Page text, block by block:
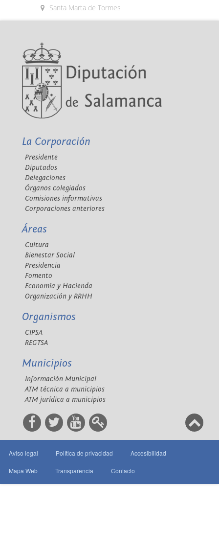
Santa Marta de Tormes
La Corporación
Presidente
Diputados
Delegaciones
Órganos colegiados
Comisiones informativas
Corporaciones anteriores
Áreas
Cultura
Bienestar Social
Presidencia
Fomento
Economía y Hacienda
Organización y RRHH
Organismos
CIPSA
REGTSA
Municipios
Información Municipal
ATM técnica a municipios
ATM jurídica a municipios
Aviso legal Política de privacidad Accesibilidad
Mapa Web Transparencia Contacto